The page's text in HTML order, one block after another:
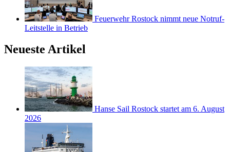
Feuerwehr Rostock nimmt neue Notruf-
Leitstelle in Betrieb
Neueste Artikel
Hanse Sail Rostock startet am 6. August
2026